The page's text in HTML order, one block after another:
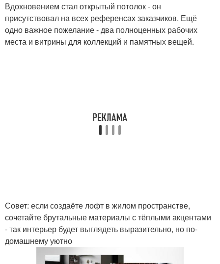
Вдохновением стал открытый потолок - он
присутствовал на всех референсах заказчиков. Ещё
одно важное пожелание - два полноценных рабочих
места и витрины для коллекций и памятных вещей.
Совет: если создаёте лофт в жилом пространстве,
сочетайте брутальные материалы с тёплыми акцентами
- так интерьер будет выглядеть выразительно, но по-
домашнему уютно